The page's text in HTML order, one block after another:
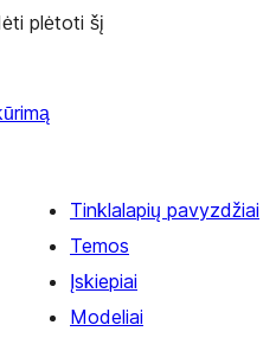
plėtoti šį
Tinklalapių pavyzdžiai
Temos
Įskiepiai
Modeliai